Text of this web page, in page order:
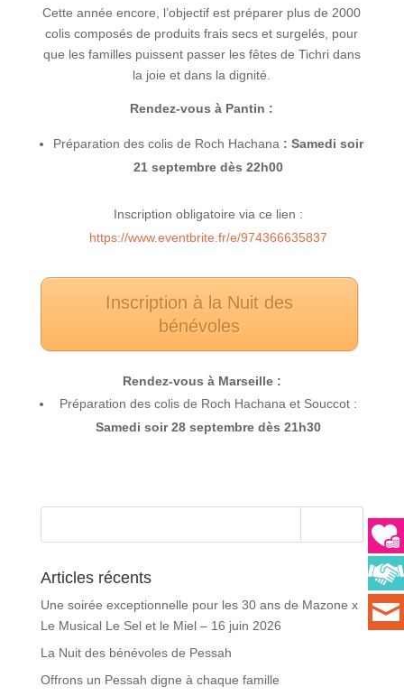
Cette année encore, l’objectif est préparer plus de 2000
colis composés de produits frais secs et surgelés, pour
que les familles puissent passer les fêtes de Tichri dans
la joie et dans la dignité.
Rendez-vous à Pantin :
Préparation des colis de Roch Hachana : Samedi soir
21 septembre dès 22h00
Inscription obligatoire via ce lien :
https://www.eventbrite.fr/e/974366635837
Inscription à la Nuit des
bénévoles
Rendez-vous à Marseille :
Préparation des colis de Roch Hachana et Souccot :
Samedi soir 28 septembre dès 21h30
Articles récents
Une soirée exceptionnelle pour les 30 ans de Mazone x
Le Musical Le Sel et le Miel – 16 juin 2026
La Nuit des bénévoles de Pessah
Offrons un Pessah digne à chaque famille